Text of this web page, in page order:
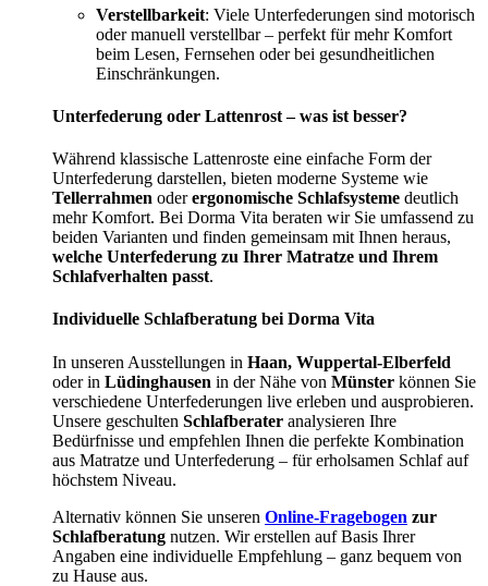
Verstellbarkeit: Viele Unterfederungen sind motorisch
oder manuell verstellbar – perfekt für mehr Komfort
beim Lesen, Fernsehen oder bei gesundheitlichen
Einschränkungen.
Unterfederung oder Lattenrost – was ist besser?
Während klassische Lattenroste eine einfache Form der
Unterfederung darstellen, bieten moderne Systeme wie
Tellerrahmen oderergonomische Schlafsysteme deutlich
mehr Komfort. Bei Dorma Vita beraten wir Sie umfassend zu
beiden Varianten und finden gemeinsam mit Ihnen heraus,
welche Unterfederung zu Ihrer Matratze und Ihrem
Schlafverhalten passt.
Individuelle Schlafberatung bei Dorma Vita
In unseren Ausstellungen in Haan, Wuppertal-Elberfeld
oder in Lüdinghausen in der Nähe von Münster können Sie
verschiedene Unterfederungen live erleben und ausprobieren.
Unsere geschulten Schlafberater analysieren Ihre
Bedürfnisse und empfehlen Ihnen die perfekte Kombination
aus Matratze und Unterfederung – für erholsamen Schlaf auf
höchstem Niveau.
Alternativ können Sie unseren Online-Fragebogen zur
Schlafberatung nutzen. Wir erstellen auf Basis Ihrer
Angaben eine individuelle Empfehlung – ganz bequem von
zu Hause aus.